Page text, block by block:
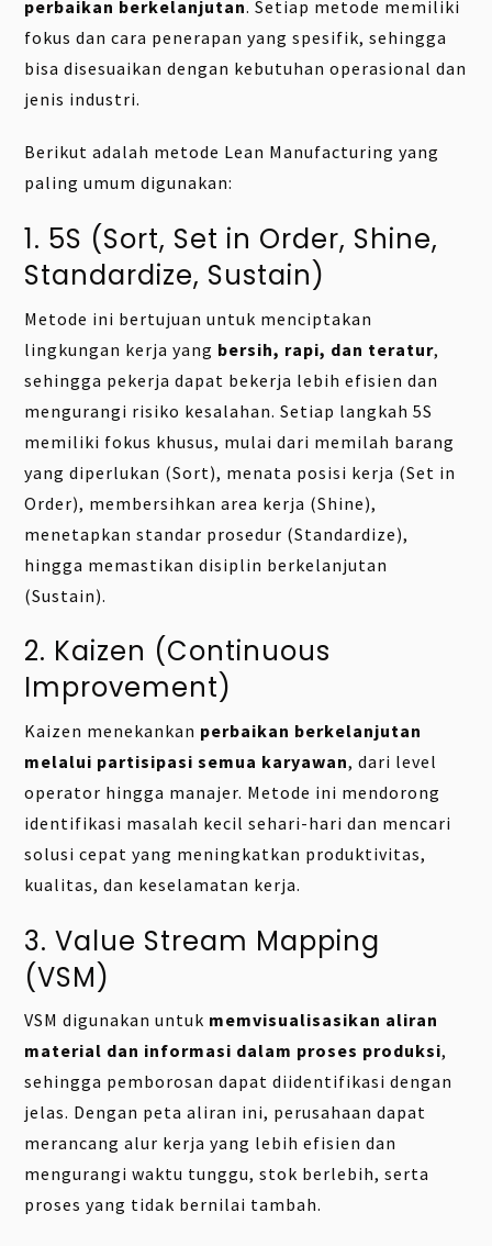
perbaikan berkelanjutan. Setiap metode memiliki
fokus dan cara penerapan yang spesifik, sehingga
bisa disesuaikan dengan kebutuhan operasional dan
jenis industri.
Berikut adalah metode Lean Manufacturing yang
paling umum digunakan:
1. 5S (Sort, Set in Order, Shine,
Standardize, Sustain)
Metode ini bertujuan untuk menciptakan
lingkungan kerja yang bersih, rapi, dan teratur,
sehingga pekerja dapat bekerja lebih efisien dan
mengurangi risiko kesalahan. Setiap langkah 5S
memiliki fokus khusus, mulai dari memilah barang
yang diperlukan (Sort), menata posisi kerja (Set in
Order), membersihkan area kerja (Shine),
menetapkan standar prosedur (Standardize),
hingga memastikan disiplin berkelanjutan
(Sustain).
2. Kaizen (Continuous
Improvement)
Kaizen menekankan perbaikan berkelanjutan
melalui partisipasi semua karyawan, dari level
operator hingga manajer. Metode ini mendorong
identifikasi masalah kecil sehari-hari dan mencari
solusi cepat yang meningkatkan produktivitas,
kualitas, dan keselamatan kerja.
3. Value Stream Mapping
(VSM)
VSM digunakan untuk memvisualisasikan aliran
material dan informasi dalam proses produksi,
sehingga pemborosan dapat diidentifikasi dengan
jelas. Dengan peta aliran ini, perusahaan dapat
merancang alur kerja yang lebih efisien dan
mengurangi waktu tunggu, stok berlebih, serta
proses yang tidak bernilai tambah.